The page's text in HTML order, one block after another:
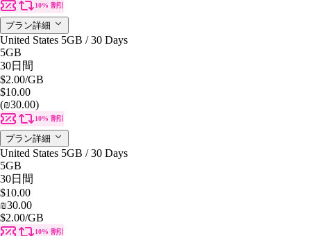
10% 割引
プラン詳細
United States 5GB / 30 Days
5GB
30日間
$2.00/GB
$10.00
(₪30.00)
10% 割引
プラン詳細
United States 5GB / 30 Days
5GB
30日間
$10.00
₪30.00
$2.00/GB
10% 割引